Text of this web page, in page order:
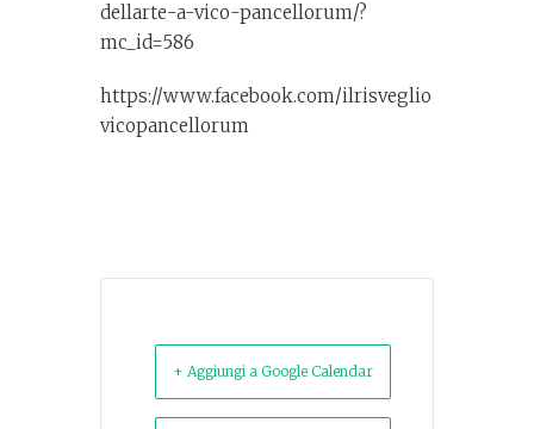
dellarte-a-vico-pancellorum/?
mc_id=586
https://www.facebook.com/ilrisveglio
vicopancellorum
+ Aggiungi a Google Calendar